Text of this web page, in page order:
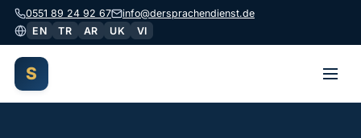
0551 89 24 92 67
info@dersprachendienst.de
EN
TR AR UK VI
S